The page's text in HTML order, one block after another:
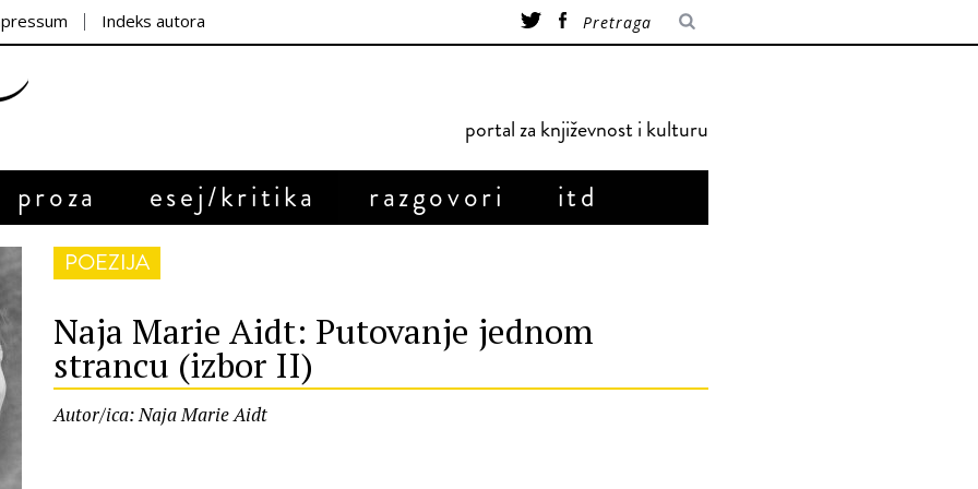
Indeks autora
portal za književnost i kulturu
proza esej/kritika razgovori itd
POEZIJA
Naja Marie Aidt: Putovanje jednom
strancu (izbor II)
Autor/ica: Naja Marie Aidt